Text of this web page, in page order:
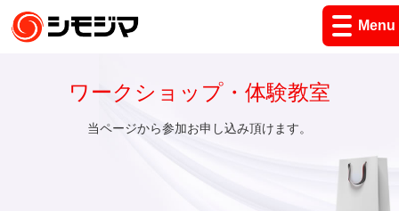
Menu
ワークショップ・体験教室
当ページから参加お申し込み頂けます。